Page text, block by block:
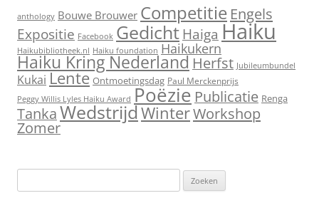
anthology Bouwe Brouwer Competitie Engels
Expositie Facebook Gedicht Haiga Haiku
Haikubibliotheek.nl Haiku foundation Haikukern
Haiku Kring Nederland Herfst Jubileumbundel
Kukai Lente Ontmoetingsdag Paul Merckenprijs
Peggy Willis Lyles Haiku Award Poëzie Publicatie Renga
TankaWedstrijdWinterWorkshop
Zomer
naar: